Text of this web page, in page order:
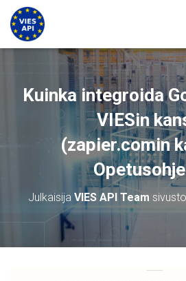
Kuinka integroida
VIESin
(zapier.comin
Julkaisija VIES API Team